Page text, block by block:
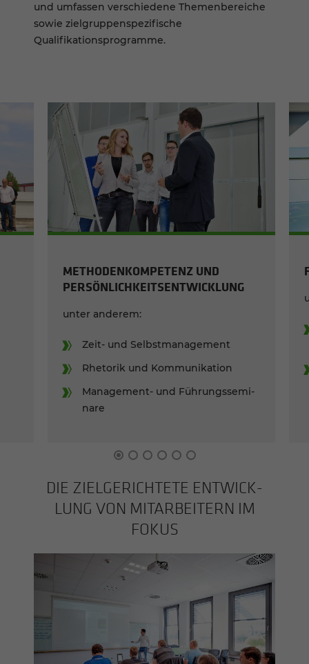
und umfassen verschiedene Themenbereiche
sowie zielgruppenspezifische
Qualifikationsprogramme.
METHO­DEN­KOM­PE­TENZ UND
PERSÖN­LICH­KEITS­ENT­WICK­LUNG
unter ande­rem:
Zeit- und Selbst­ma­nage­ment
Rheto­rik und Kommu­ni­ka­ti­on
Management-​ und Führungs­se­mi­
na­re
DIE ZIEL­GE­RICH­TE­TE ENTWICK­
LUNG VON MITAR­BEI­TERN IM
FOKUS